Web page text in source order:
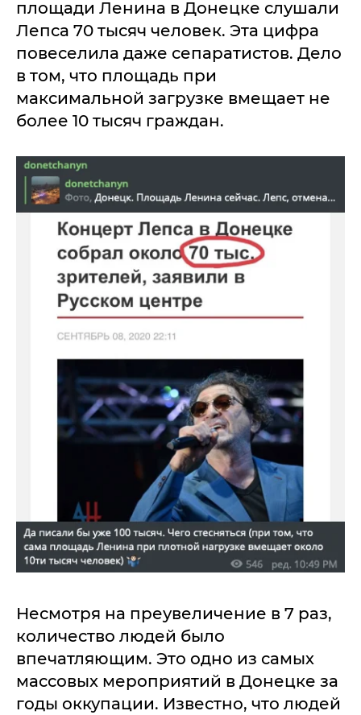
площади Ленина в Донецке слушали
Лепса 70 тысяч человек. Эта цифра
повеселила даже сепаратистов. Дело
в том, что площадь при
максимальной загрузке вмещает не
более 10 тысяч граждан.
Несмотря на преувеличение в 7 раз,
количество людей было
впечатляющим. Это одно из самых
массовых мероприятий в Донецке за
годы оккупации. Известно, что людей